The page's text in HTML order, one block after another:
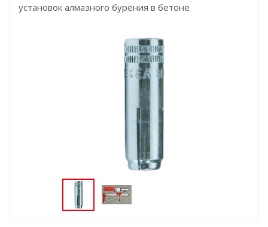
установок алмазного бурения в бетоне